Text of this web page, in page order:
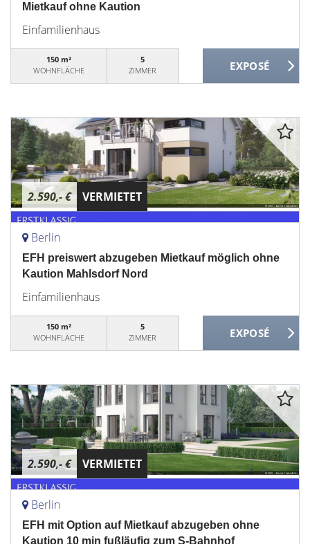
Mietkauf ohne Kaution
Einfamilienhaus
150 m²
WOHNFLÄCHE
5
ZIMMER
2.590,- € VERMIETET
Berlin
EFH preiswert abzugeben Mietkauf möglich ohne
Kaution Mahlsdorf Nord
Einfamilienhaus
150 m²
WOHNFLÄCHE
5
ZIMMER
2.590,- € VERMIETET
Berlin
EFH mit Option auf Mietkauf abzugeben ohne
Kaution 10 min fußläufig zum S-Bahnhof